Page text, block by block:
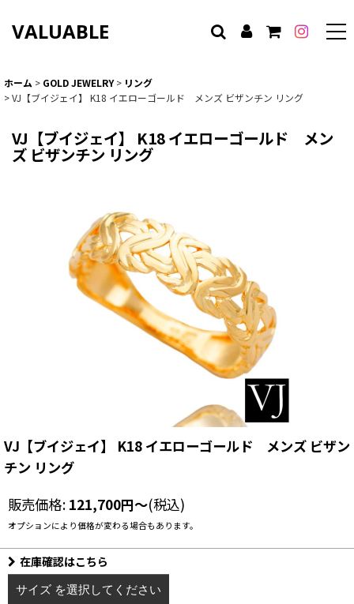
VALUABLE
ホーム > GOLD JEWELRY > リング
>VJ【ブイジェイ】 K18 イエローゴールド メンズ ビザンチン リング
VJ【ブイジェイ】 K18 イエローゴールド メン
ズ ビザンチン リング
VJ【ブイジェイ】 K18 イエローゴールド メンズ ビザン
チン リング
販売価格: 121,700円～(税込)
オプションにより価格が変わる場合もあります。
在庫確認はこちら
サイズ を選択してください